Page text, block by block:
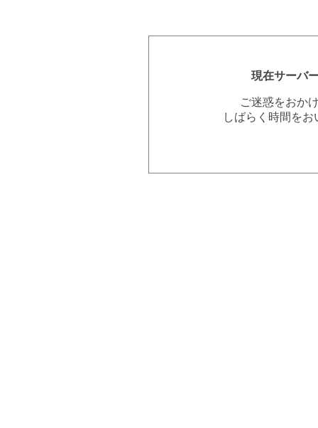
現在サーバ
ご迷惑をおか
しばらく時間を